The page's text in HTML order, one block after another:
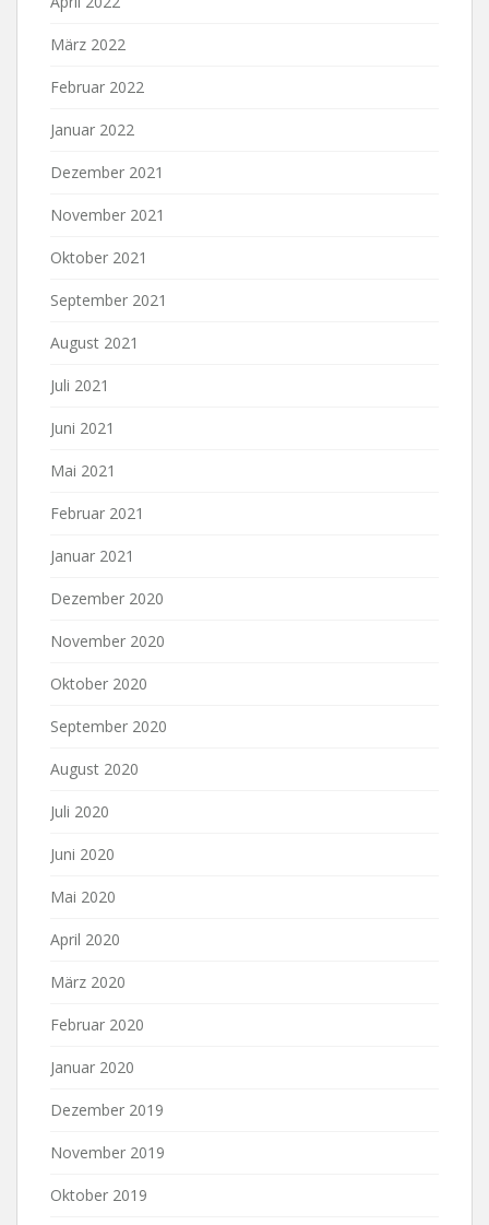
März 2022
Februar 2022
Januar 2022
Dezember 2021
November 2021
Oktober 2021
September 2021
August 2021
Juli 2021
Juni 2021
Mai 2021
Februar 2021
Januar 2021
Dezember 2020
November 2020
Oktober 2020
September 2020
August 2020
Juli 2020
Juni 2020
Mai 2020
April 2020
März 2020
Februar 2020
Januar 2020
Dezember 2019
November 2019
Oktober 2019